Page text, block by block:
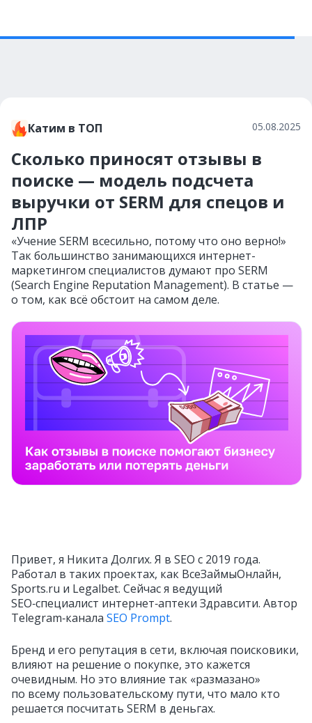
Катим в ТОП 05.08.2025
Сколько приносят отзывы в
поиске — модель подсчета
выручки от SERM для спецов и
ЛПР
«Учение SERM всесильно, потому что оно верно!»
Так большинство занимающихся интернет-
маркетингом специалистов думают про SERM
(Search Engine Reputation Management). В статье —
о том, как всё обстоит на самом деле.
Привет, я Никита Долгих. Я в SEO с 2019 года.
Работал в таких проектах, как ВсеЗаймыОнлайн,
Sports.ru и Legalbet. Сейчас я ведущий
SEO‑специалист интернет‑аптеки Здравсити. Автор
Telegram‑канала SEO Prompt.
Бренд и его репутация в сети, включая поисковики,
влияют на решение о покупке, это кажется
очевидным. Но это влияние так «размазано»
по всему пользовательскому пути, что мало кто
решается посчитать SERM в деньгах.